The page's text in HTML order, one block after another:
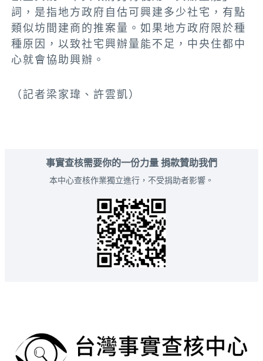
詞，是指地方政府自估可興建多少社宅，有點
類似坊間建商的推案量。如果地方政府限於種
種原因，以致社宅興辦量能不足，中央住都中
心就會協助興辦。
（記者梁家瑋、許雲凱）
事實查核需要你的一份力量 捐款贊助我們
本中心查核作業獨立進行，不受捐助者影響。